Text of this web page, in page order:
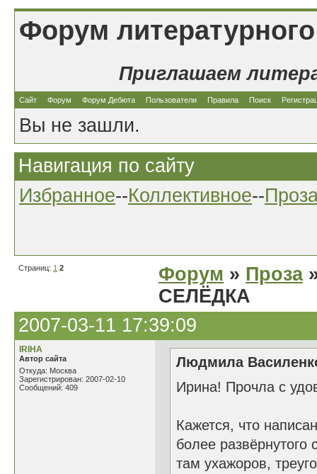
Форум
Приглашаем
Сайт Форум Форум Дебюта Пользователи Правила Поиск
Вы не зашли.
Навигация по сайту
Избранное--Коллективное--
Страниц: 1 2 Форум » Проза
СЕЛЁДКА
2007-03-11 17:39:09
IRIHA
Автор сайта
Откуда: Москва
Зарегистрирован: 2007-02-10
Сообщений: 409
Людмила
Ирина! Прочла с
Кажется, что
более
там ухажоров,